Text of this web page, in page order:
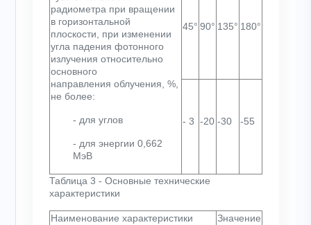
радиометра при вращении
в горизонтальной
плоскости, при изменении
угла падения фотонного
излучения относительно
основного
направления облучения, %,
не более:
- для углов
- для энергии 0,662
МэВ
45° 90° 135° 180°
- 3 -20 -30 -55
Таблица 3 - Основные технические
характеристики
Наименование характеристики Значение